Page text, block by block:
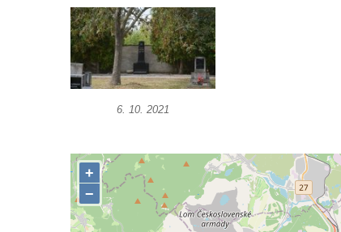
Kenotaf Heinricha Klause na hřbitově v
Dolním Podluží
Kenotaf Josefa Stolle na hřbitově v Dolním
Podluží
Račicích
Pamětní deska Miroslava Švice na domě
čp. 43 v Lužci nad Vltavou
6. 10. 2021